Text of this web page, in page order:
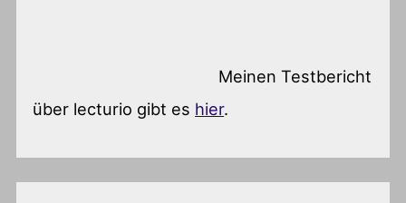
Meinen Testbericht
über lecturio gibt es hier.